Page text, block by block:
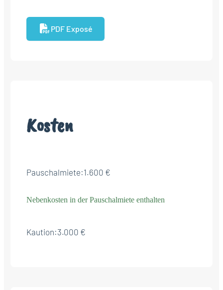
PDF Exposé
Kosten
Pauschalmiete:1.600 €
Nebenkosten in der Pauschalmiete enthalten
Kaution:3.000 €